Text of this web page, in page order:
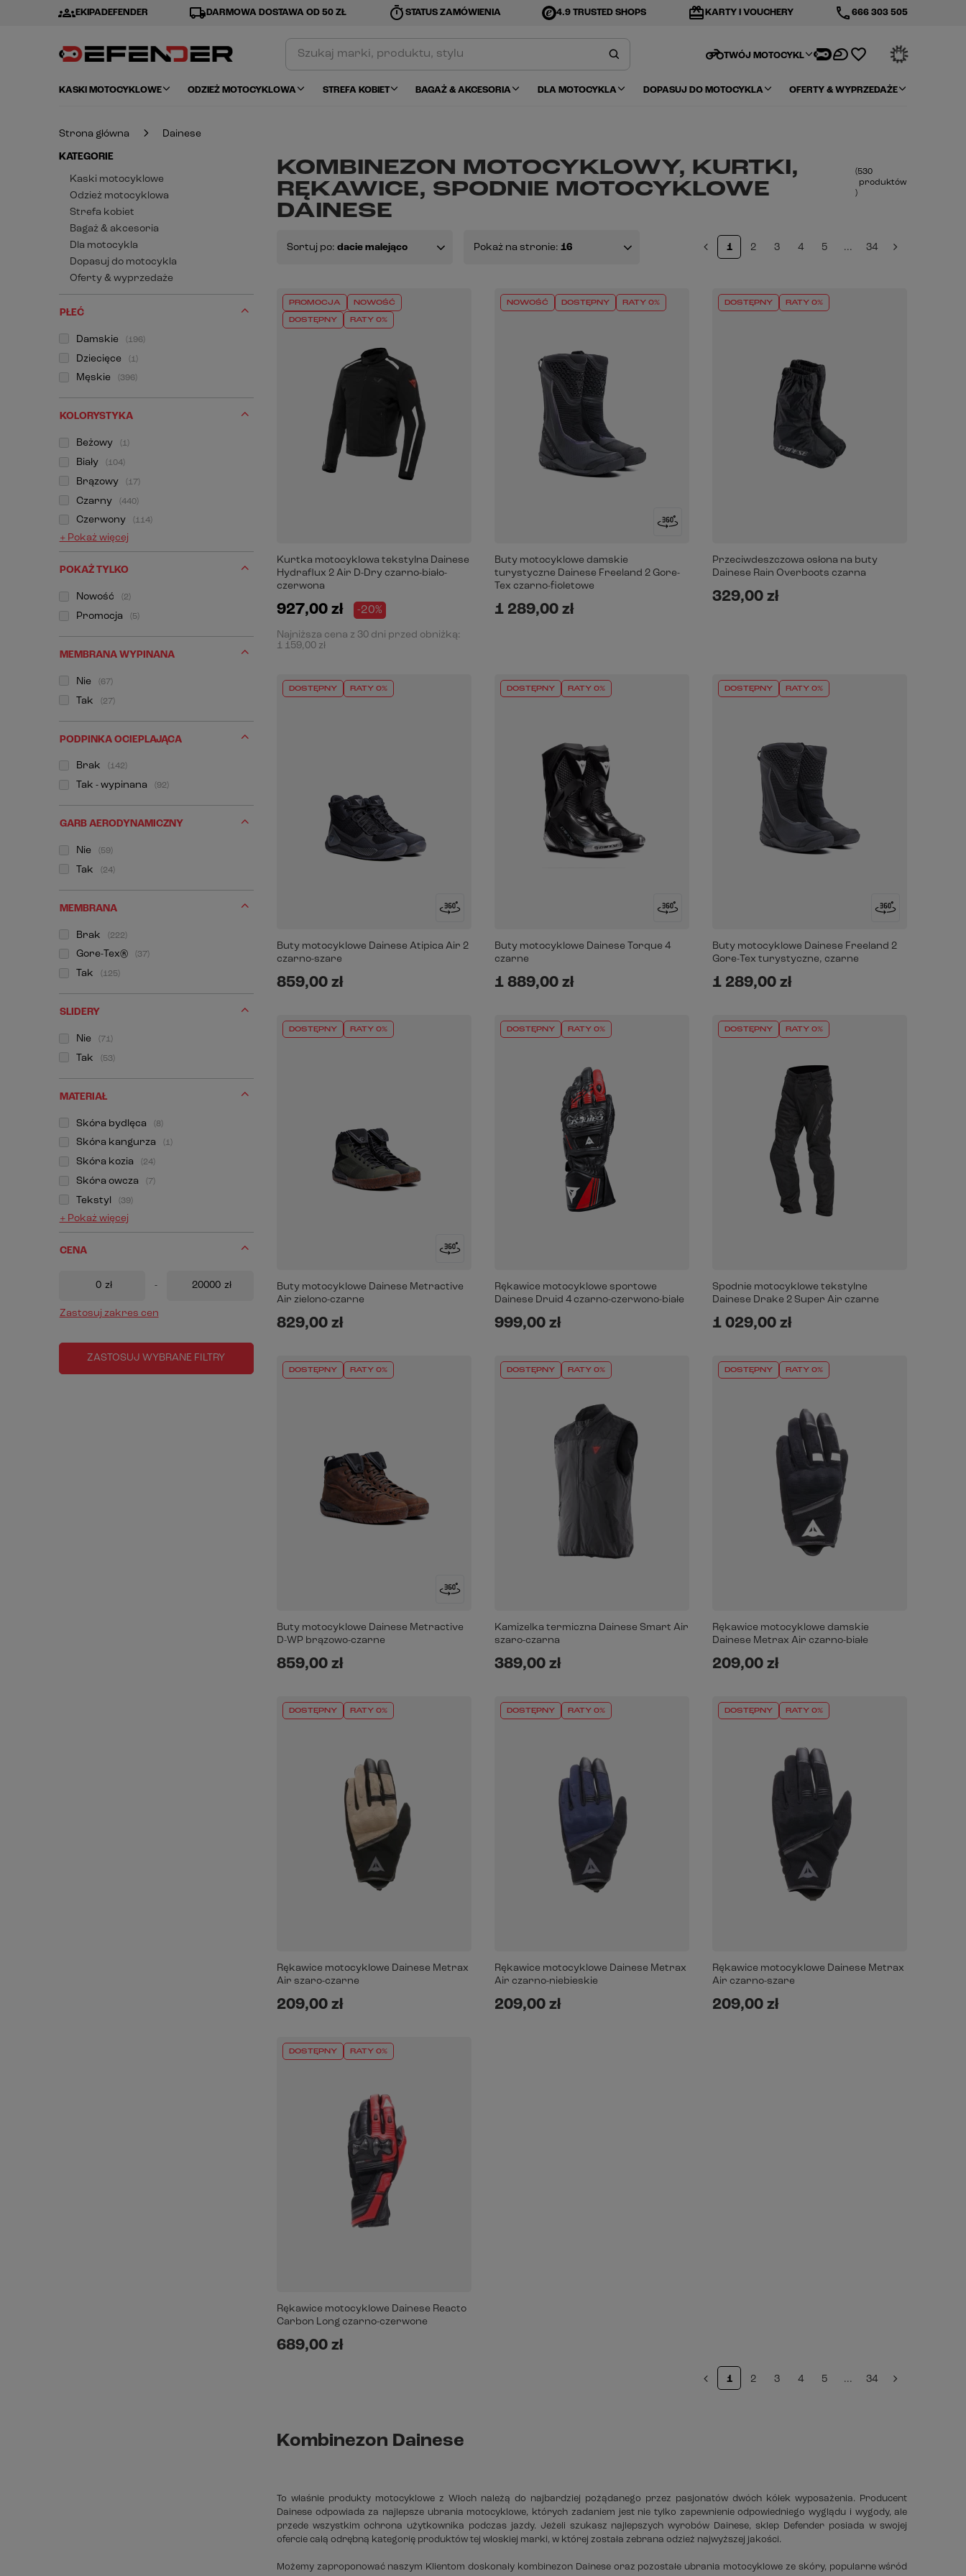
groupsEKIPADEFENDER local_shippingDARMOWA DOSTAWA OD 50 ZŁ timer STATUS ZAMÓWIENIA 4.9 TRUSTED SHOPS redeem KARTY I VOUCHERY phone666 303 505
motorcycleTWÓJ MOTOCYKL
KASKI MOTOCYKLOWE ODZIEŻ MOTOCYKLOWA STREFA KOBIET BAGAŻ & AKCESORIA DLA MOTOCYKLA DOPASUJ DO MOTOCYKLA OFERTY & WYPRZEDAŻE
Strona główna Dainese
KATEGORIE
Kaski motocyklowe
Odzież motocyklowa
Strefa kobiet
Bagaż & akcesoria
Dla motocykla
Dopasuj do motocykla
Oferty & wyprzedaże
PŁEĆ
Damskie 196
Dziecięce 1
Męskie 396
KOLORYSTYKA
Beżowy 1
Biały 104
Brązowy 17
Czarny 440
Czerwony 114
+ Pokaż więcej
POKAŻ TYLKO
Nowość 2
Promocja 5
MEMBRANA WYPINANA
Nie 67
Tak 27
PODPINKA OCIEPLAJĄCA
Brak 142
Tak - wypinana 92
GARB AERODYNAMICZNY
Nie 59
Tak 24
MEMBRANA
Brak 222
Gore-Tex® 37
Tak 125
SLIDERY
Nie 71
Tak 53
MATERIAŁ
Skóra bydlęca 8
Skóra kangurza 1
Skóra kozia 24
Skóra owcza 7
Tekstyl 39
+ Pokaż więcej
CENA
zł - zł
Zastosuj zakres cen
ZASTOSUJ WYBRANE FILTRY
KOMBINEZON MOTOCYKLOWY, KURTKI,
RĘKAWICE, SPODNIE MOTOCYKLOWE
DAINESE
(530
produktów
)
Sortuj po: dacie malejąco Pokaż na stronie: 16 1 2 3 4 5 ... 34
PROMOCJA NOWOŚĆ
DOSTĘPNY RATY 0%
Kurtka motocyklowa tekstylna Dainese
Hydraflux 2 Air D-Dry czarno-biało-
czerwona
927,00 zł -20%
Najniższa cena z 30 dni przed obniżką:
1 159,00 zł
NOWOŚĆ DOSTĘPNY RATY 0%
Buty motocyklowe damskie
turystyczne Dainese Freeland 2 Gore-
Tex czarno-fioletowe
1 289,00 zł
DOSTĘPNY RATY 0%
Przeciwdeszczowa osłona na buty
Dainese Rain Overboots czarna
329,00 zł
DOSTĘPNY RATY 0%
Buty motocyklowe Dainese Atipica Air 2
czarno-szare
859,00 zł
DOSTĘPNY RATY 0%
Buty motocyklowe Dainese Torque 4
czarne
1 889,00 zł
DOSTĘPNY RATY 0%
Buty motocyklowe Dainese Freeland 2
Gore-Tex turystyczne, czarne
1 289,00 zł
DOSTĘPNY RATY 0%
Buty motocyklowe Dainese Metractive
Air zielono-czarne
829,00 zł
DOSTĘPNY RATY 0%
Rękawice motocyklowe sportowe
Dainese Druid 4 czarno-czerwono-białe
999,00 zł
DOSTĘPNY RATY 0%
Spodnie motocyklowe tekstylne
Dainese Drake 2 Super Air czarne
1 029,00 zł
DOSTĘPNY RATY 0%
Buty motocyklowe Dainese Metractive
D-WP brązowo-czarne
859,00 zł
DOSTĘPNY RATY 0%
Kamizelka termiczna Dainese Smart Air
szaro-czarna
389,00 zł
DOSTĘPNY RATY 0%
Rękawice motocyklowe damskie
Dainese Metrax Air czarno-białe
209,00 zł
DOSTĘPNY RATY 0%
Rękawice motocyklowe Dainese Metrax
Air szaro-czarne
209,00 zł
DOSTĘPNY RATY 0%
Rękawice motocyklowe Dainese Metrax
Air czarno-niebieskie
209,00 zł
DOSTĘPNY RATY 0%
Rękawice motocyklowe Dainese Metrax
Air czarno-szare
209,00 zł
DOSTĘPNY RATY 0%
Rękawice motocyklowe Dainese Reacto
Carbon Long czarno-czerwone
689,00 zł
1 2 3 4 5 ... 34
Kombinezon Dainese
To właśnie produkty motocyklowe z Włoch należą do najbardziej pożądanego przez pasjonatów dwóch kółek wyposażenia. Producent
Dainese odpowiada za najlepsze ubrania motocyklowe, których zadaniem jest nie tylko zapewnienie odpowiedniego wyglądu i wygody, ale
przede wszystkim ochrona użytkownika podczas jazdy. Jeżeli szukasz najlepszych wyrobów Dainese, sklep Defender posiada w swojej
ofercie całą odrębną kategorię produktów tej włoskiej marki, w której została zebrana odzież najwyższej jakości.
Możemy zaproponować naszym Klientom doskonały kombinezon Dainese oraz pozostałe ubrania motocyklowe ze skóry, popularne wśród